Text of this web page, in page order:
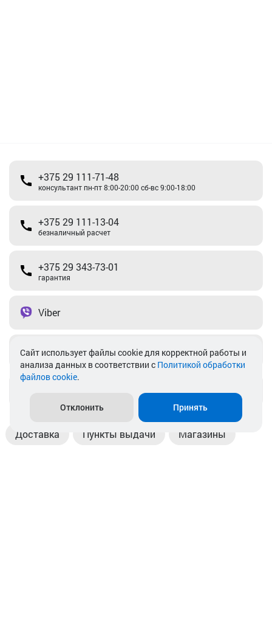
+375 29 111-71-48
консультант пн-пт 8:00-20:00 сб-вс 9:00-18:00
+375 29 111-13-04
безналичный расчет
+375 29 343-73-01
гарантия
Viber
Telegram
Доставка Пункты выдачи Магазины
Cайт использует файлы cookie для корректной работы и
анализа данных в соответствии с Политикой обработки
файлов cookie.
Отклонить Принять